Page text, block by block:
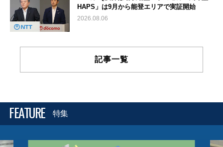
HAPS」は9月から能登エリアで実証開始
2026.08.06
記事一覧
FEATURE 特集